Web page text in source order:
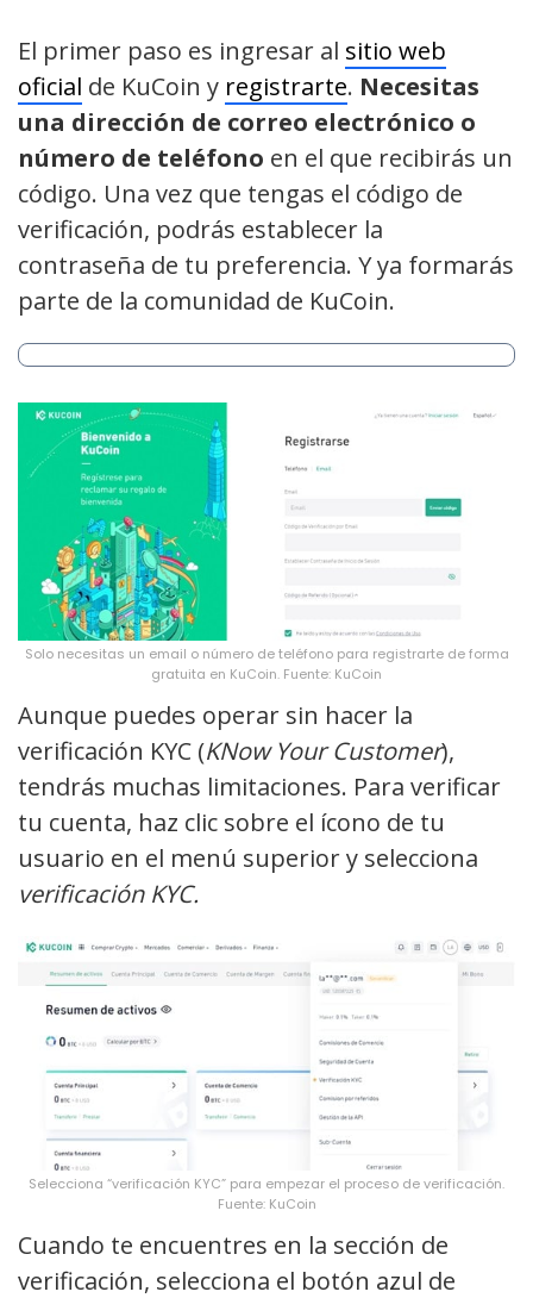
El primer paso es ingresar al sitio web
oficial de KuCoin y registrarte. Necesitas
una dirección de correo electrónico o
número de teléfono en el que recibirás un
código. Una vez que tengas el código de
verificación, podrás establecer la
contraseña de tu preferencia. Y ya formarás
parte de la comunidad de KuCoin.
Solo necesitas un email o número de teléfono para registrarte de forma
gratuita en KuCoin. Fuente: KuCoin
Aunque puedes operar sin hacer la
verificación KYC (KNow Your Customer),
tendrás muchas limitaciones. Para verificar
tu cuenta, haz clic sobre el ícono de tu
usuario en el menú superior y selecciona
verificación KYC.
Selecciona “verificación KYC” para empezar el proceso de verificación.
Fuente: KuCoin
Cuando te encuentres en la sección de
verificación, selecciona el botón azul de